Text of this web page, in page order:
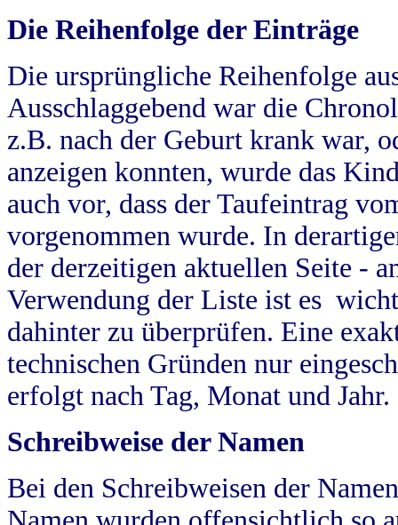
Die Reihenfolge der Einträge
Die ursprüngliche Reihenfolge
Ausschlaggebend war die
z.B. nach der Geburt krank war,
anzeigen konnten, wurde das
auch vor, dass der Taufeintrag
vorgenommen wurde. In
der derzeitigen aktuellen Seite -
Verwendung der Liste ist es
dahinter zu überprüfen. Eine
technischen Gründen nur
erfolgt nach Tag, Monat und Jahr.
Schreibweise der Namen
Bei den Schreibweisen der